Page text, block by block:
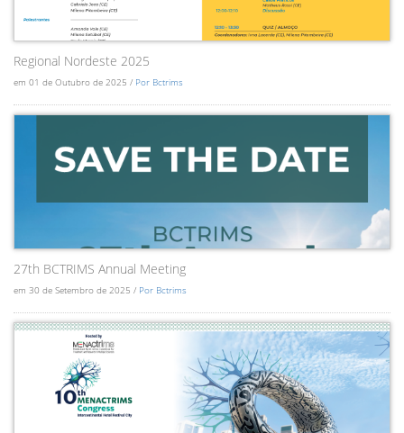
Regional Nordeste 2025
em 01 de Outubro de 2025 / Por Bctrims
27th BCTRIMS Annual Meeting
em 30 de Setembro de 2025 / Por Bctrims